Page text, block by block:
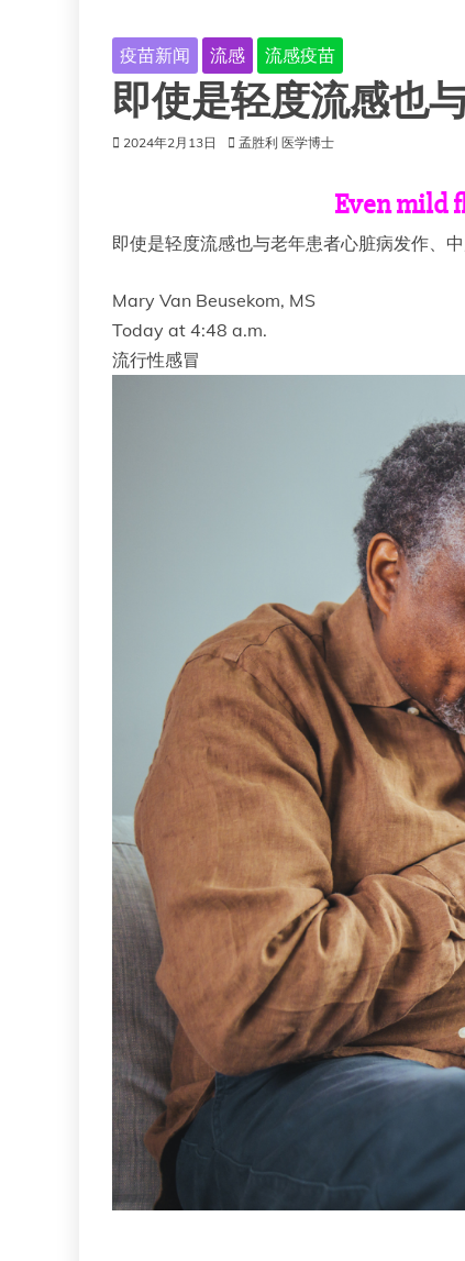
疫苗新闻 流感 流感疫苗
即使是轻度流感也
2024年2月13日 孟胜利 医学博士
Even mild
即使是轻度流感也与老年患者心脏病发作、
Mary Van Beusekom, MS
Today at 4:48 a.m.
流行性感冒